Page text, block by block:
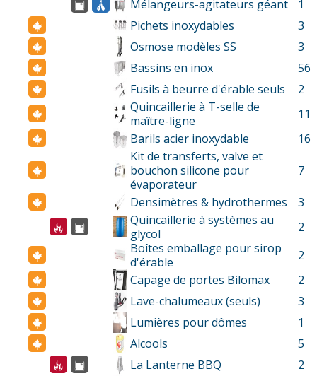
Mélangeurs-agitateurs géant
1
Pichets inoxydables
3
Osmose modèles SS
3
Bassins en inox
56
Fusils à beurre d'érable seuls
2
Quincaillerie à T-selle de
maître-ligne
11
Barils acier inoxydable
16
Kit de transferts, valve et
bouchon silicone pour
évaporateur
7
Densimètres & hydrothermes
3
Quincaillerie à systèmes au
glycol
2
Boîtes emballage pour sirop
d'érable
2
Capage de portes Bilomax
2
Lave-chalumeaux (seuls)
3
Lumières pour dômes
1
Alcools
5
La Lanterne BBQ
2